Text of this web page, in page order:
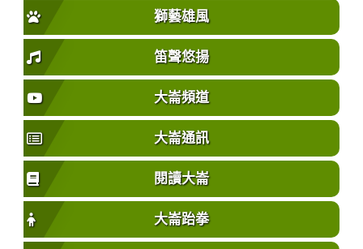
獅藝雄風
笛聲悠揚
大崙頻道
大崙通訊
閱讀大崙
大崙跆拳